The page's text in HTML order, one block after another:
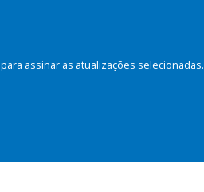
assinar as atualizações selecionadas.